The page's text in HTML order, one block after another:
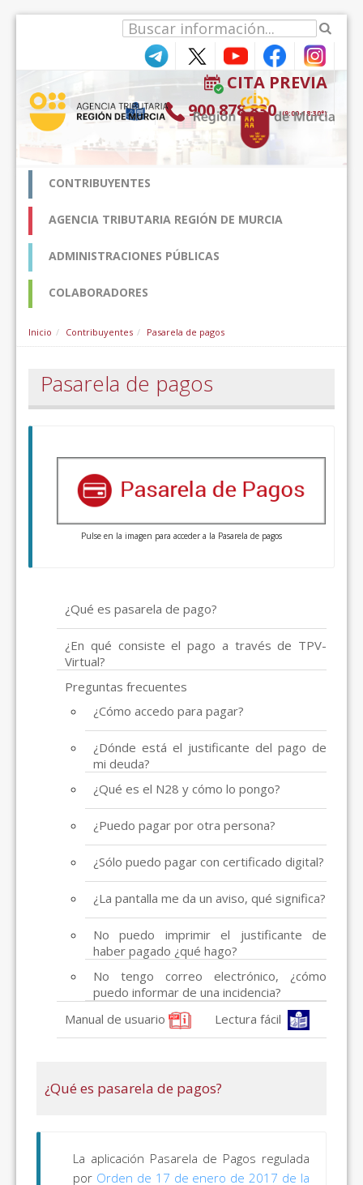
CITA PREVIA
900 878 830 (9:00-18:30*)
CONTRIBUYENTES
AGENCIA TRIBUTARIA REGIÓN DE MURCIA
ADMINISTRACIONES PÚBLICAS
COLABORADORES
Inicio Contribuyentes Pasarela de pagos
Pasarela de pagos
Pulse en la imagen para acceder a la Pasarela de pagos
¿Qué es pasarela de pago?
¿En qué consiste el pago a través de TPV-
Virtual?
Preguntas frecuentes
¿Cómo accedo para pagar?
¿Dónde está el justificante del pago de
mi deuda?
¿Qué es el N28 y cómo lo pongo?
¿Puedo pagar por otra persona?
¿Sólo puedo pagar con certificado digital?
¿La pantalla me da un aviso, qué significa?
No puedo imprimir el justificante de
haber pagado ¿qué hago?
No tengo correo electrónico, ¿cómo
puedo informar de una incidencia?
Manual de usuario
Lectura fácil
¿Qué es pasarela de pagos?
La aplicación Pasarela de Pagos regulada
por Orden de 17 de enero de 2017 de la